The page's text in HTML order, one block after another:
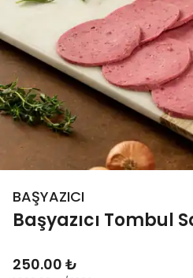
BAŞYAZICI
Başyazıcı Tombul
250.00 ₺